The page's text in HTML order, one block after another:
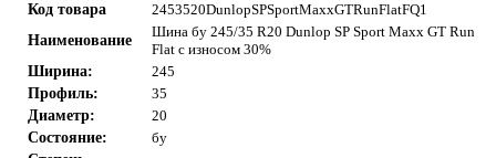
Код товара
2453520DunlopSPSportMaxxGTRunFlatFQ1
Наименование
Шина бу 245/35 R20 Dunlop SP Sport Maxx GT Run
Flat с износом 30%
Ширина:
245
Профиль:
35
Диаметр:
20
Состояние:
бу